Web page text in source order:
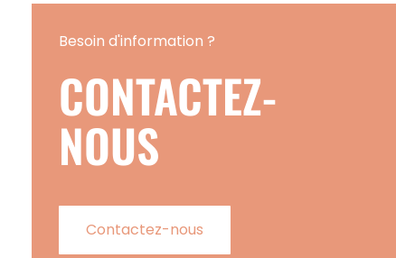
Besoin d'information ?
CONTACTEZ-
NOUS
Contactez-nous